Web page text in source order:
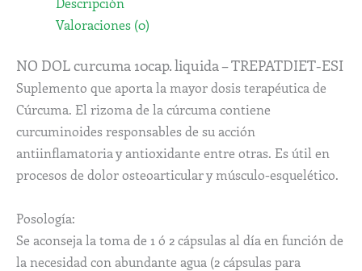
Valoraciones (0)
NO DOL curcuma 10cap. liquida – TREPATDIET-ESI
Suplemento que aporta la mayor dosis terapéutica de
Cúrcuma. El rizoma de la cúrcuma contiene
curcuminoides responsables de su acción
antiinflamatoria y antioxidante entre otras. Es útil en
procesos de dolor osteoarticular y músculo-esquelético.
Posología:
Se aconseja la toma de 1 ó 2 cápsulas al día en función de
la necesidad con abundante agua (2 cápsulas para